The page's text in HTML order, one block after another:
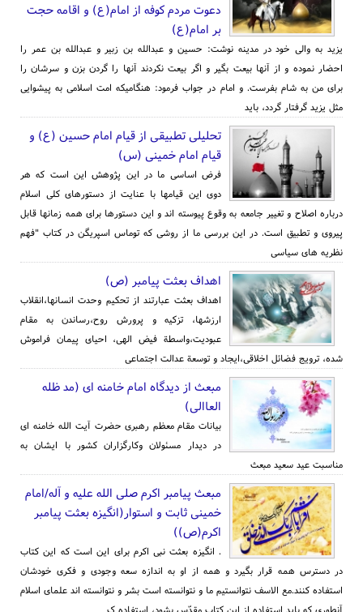
دعوت مردم کوفه از امام(ع) و اقامه حجت
بر امام(ع)
یزید به والی خود در مدینه نوشت: حسین و عبدالله بن زبیر و عبدالله بن عمر را
احضار نموده و از آنها بیعت بگیر و اگر بیعت نکردند آنها را گردن بزن و سرشان را
برای من به شام بفرست. و امام در جواب فرمود: هنگامیکه امت اسلامی به پیشوایی
مثل یزید گرفتار گردد، باید
تحلیلی تطبیقی از قیام امام حسین (ع) و
قیام امام خمینی (س)
فرض اساسی ما در این پژوهش این است که هر
دوی این قیامها با عنایت از دستورهای کلی اسلام
درباره اصلاح و تغییر جامعه به وقوع پیوسته اند و این دستورها برای همه زمانها قابل
پیروی و تطبیق است. در این بررسی ما از روشی که توماس اسپریگن در کتاب "فهم
نظریه های سیاسی
اهداف بعثت پیامبر (ص)
اهداف بعثت عبارتند از تحکیم وحدت انسانها،انقلاب
ارزشها، تزکیه و پرورش روح،رساندن به مقام
عبودیت،واسطة فیض الهی، احیای پیمان فراموش
شده، ترویج فضائل اخلاقی،ایجاد و توسعة عدالت اجتماعی
مبعث از دیدگاه امام خامنه ای (مد ظله
العاالی)
بیانات مقام معظم رهبری حضرت آیت الله خامنه ای
در دیدار مسئولان وکارگزاران کشور با ایشان به
مناسبت عید سعید مبعث
مبعث پیامبر اکرم صلی الله علیه و آله/امام
خمینی ثابت و استوار(انگیزه بعثت پیامبر
اکرم(ص))
. انگیزه بعثت نبی اکرم برای این است که این کتاب
در دسترس همه قرار بگیرد و همه از او به اندازه سعه وجودی و فکری خودشان
استفاده کنند.مع الاسف نتوانستیم ما و نتوانسته است بشر و نتوانسته اند علمای اسلام